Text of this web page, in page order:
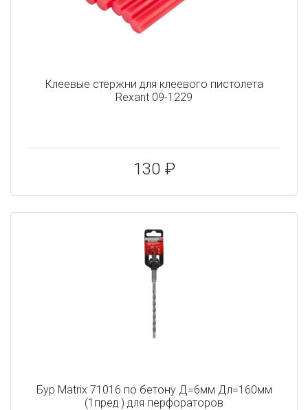
Клеевые стержни для клеевого пистолета
Rexant 09-1229
130 ₽
Бур Matrix 71016 по бетону Д=6мм Дл=160мм
(1пред.) для перфораторов